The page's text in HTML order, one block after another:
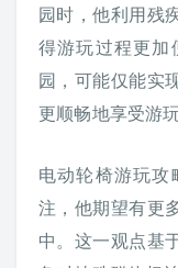
园时，他利用残
得游玩过程更加
园，可能仅能实
更顺畅地享受游玩
电动轮椅游玩
注，他期望有更
中。这一观点基